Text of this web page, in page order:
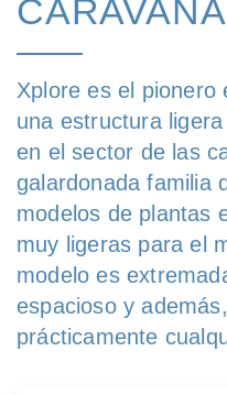
Xplore es el pionero
una estructura
en el sector de las
galardonada familia
modelos de plantas
muy ligeras para el
modelo es
espacioso y
prácticamente